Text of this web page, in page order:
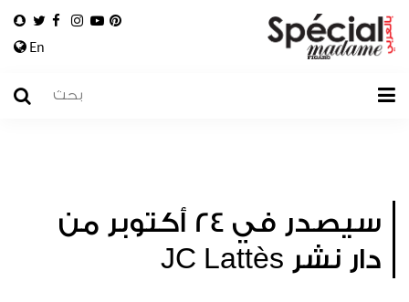
En
سيصدر في 24 أكتوبر من
دار نشر JC Lattès